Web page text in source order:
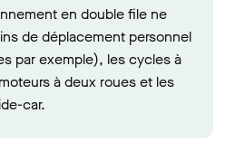
en double file ne
de déplacement personnel
par exemple), les cycles à
à deux roues et les
car.